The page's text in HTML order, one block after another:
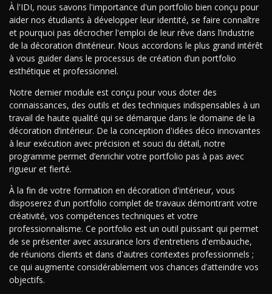
À l'IDI, nous savons l'importance d'un portfolio bien conçu pour
aider nos étudiants à développer leur identité, se faire connaître
et pourquoi pas décrocher l'emploi de leur rêve dans l’industrie
de la décoration d’intérieur. Nous accordons le plus grand intérêt
à vous guider dans le processus de création d’un portfolio
esthétique et professionnel.
Notre dernier module est conçu pour vous doter des
connaissances, des outils et des techniques indispensables à un
travail de haute qualité qui se démarque dans le domaine de la
décoration d’intérieur. De la conception d'idées déco innovantes
à leur exécution avec précision et souci du détail, notre
programme permet d’enrichir votre portfolio pas à pas avec
rigueur et fierté.
À la fin de votre formation en décoration d'intérieur, vous
disposerez d'un portfolio complet de travaux démontrant votre
créativité, vos compétences techniques et votre
professionnalisme. Ce portfolio est un outil puissant qui permet
de se présenter avec assurance lors d'entretiens d'embauche,
de réunions clients et dans d'autres contextes professionnels ;
ce qui augmente considérablement vos chances d’atteindre vos
objectifs.